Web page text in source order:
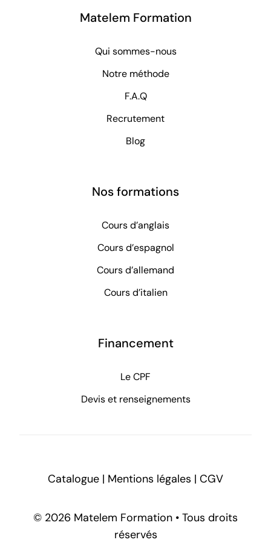
Matelem Formation
Qui sommes-nous
Notre méthode
F.A.Q
Recrutement
Blog
Nos formations
Cours d’anglais
Cours d’espagnol
Cours d’allemand
Cours d’italien
Financement
Le CPF
Devis et renseignements
© 2026 Matelem Formation • Tous droits
réservés
Catalogue | Mentions légales | CGV